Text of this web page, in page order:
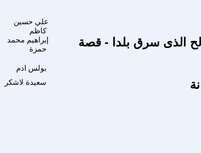
علي حسين
كاظم
إبراهيم محمد
حمزة
الذى سرق بلدا - قصة
بولس ادم
سعيدة لاشكر